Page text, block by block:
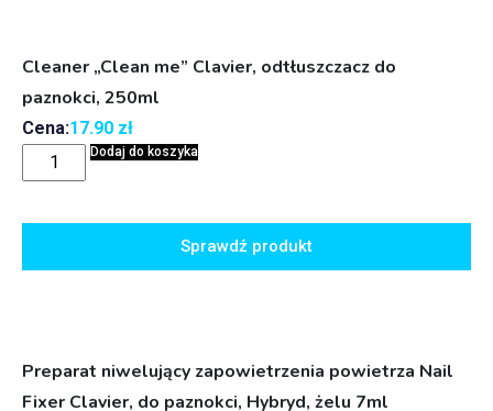
Cleaner „Clean me” Clavier, odtłuszczacz do
paznokci, 250ml
Cena:17.90 zł
Dodaj do koszyka
Sprawdź produkt
Preparat niwelujący zapowietrzenia powietrza Nail
Fixer Clavier, do paznokci, Hybryd, żelu 7ml